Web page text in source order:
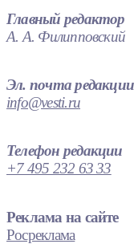
Главный редактор
А. А. Филипповский
Эл. почта редакции
info@vesti.ru
Телефон редакции
+7 495 232 63 33
Реклама на сайте
Росреклама